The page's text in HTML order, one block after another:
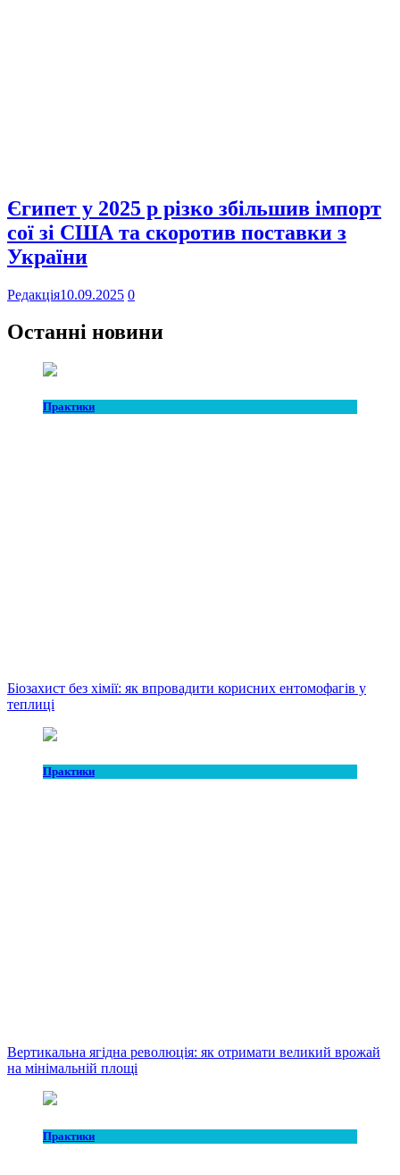
Єгипет у 2025 р різко збільшив імпорт
сої зі США та скоротив поставки з
України
Редакція10.09.2025 0
Останні новини
Практики
Біозахист без хімії: як впровадити корисних ентомофагів у
теплиці
Практики
Вертикальна ягідна революція: як отримати великий врожай
на мінімальній площі
Практики